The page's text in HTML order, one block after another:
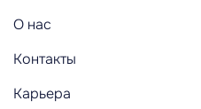
О нас
Контакты
Карьера